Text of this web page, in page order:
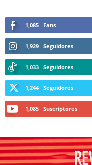
1,085 Fans
1,929 Seguidores
1,033 Seguidores
1,244 Seguidores
1,085 Suscriptores